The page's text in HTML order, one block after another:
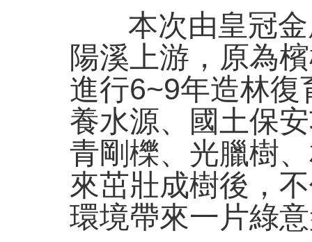
本次由皇冠金
陽溪上游，原為
進行6~9年造林
養水源、國土保
青剛櫟、光臘樹
來茁壯成樹後，
環境帶來一片綠